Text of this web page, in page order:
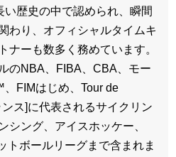
歴史の中で認められ、瞬間
わり、オフィシャルタイムキ
ナーも数多く務めています。
のNBA、FIBA、CBA、モー
FIMはじめ、Tour de
ス]に代表されるサイクリン
シング、アイスホッケー、
トボールリーグまで含まれま